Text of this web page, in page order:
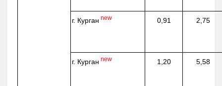
г. Курган new 0,91 2,75
г. Курган new 1,20 5,58